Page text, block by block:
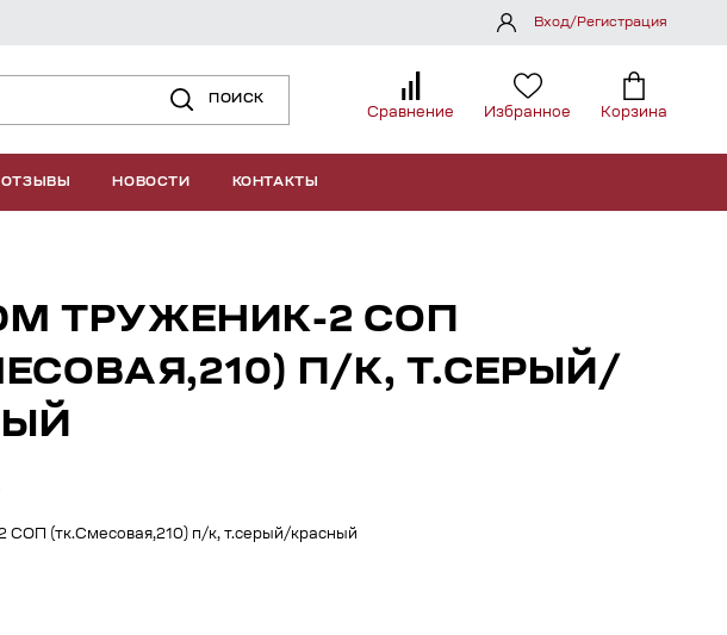
ПОИСК
Сравнение Избранное Корзина
ОТЗЫВЫ НОВОСТИ КОНТАКТЫ
Вход/Регистрация
ТРУЖЕНИК-2 СОП
П/К, Т.СЕРЫЙ/
СОП (тк.Смесовая,210) п/к, т.серый/красный